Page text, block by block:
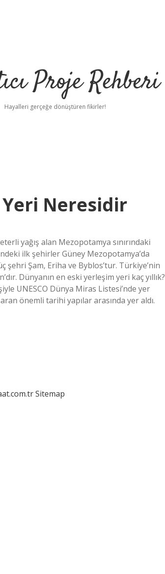
Proje Rehberi
Hayalleri gerçeğe dönüştüren fikirler!
Yeri Neresidir
yağış alan Mezopotamya sınırındaki
ilk şehirler Güney Mezopotamya’da
Şam, Eriha ve Byblos’tur. Türkiye’nin
Dünyanın en eski yerleşim yeri kaç yıllık?
UNESCO Dünya Miras Listesi’nde yer
önemli tarihi yapılar arasında yer aldı.
Sitemap